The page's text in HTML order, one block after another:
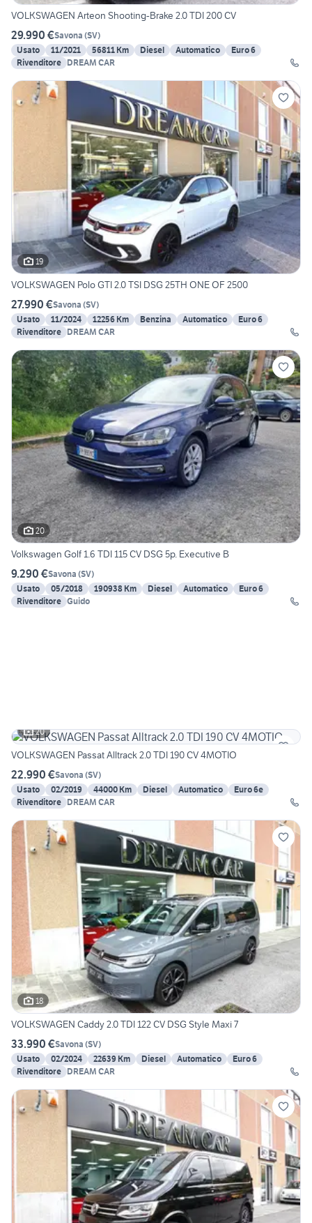
VOLKSWAGEN Arteon Shooting-Brake 2.0 TDI 200 CV
29.990 €Savona (SV)
Usato
11/2021 56811 Km Diesel Automatico
Euro 6
Rivenditore DREAM CAR
19
VOLKSWAGEN Polo GTI 2.0 TSI DSG 25TH ONE OF 2500
27.990 €Savona (SV)
Usato
11/2024 12256 Km Benzina Automatico
Euro 6
Rivenditore DREAM CAR
20
Volkswagen Golf 1.6 TDI 115 CV DSG 5p. Executive B
9.290 €Savona (SV)
Usato
05/2018 190938 Km Diesel Automatico
Euro 6
Rivenditore Guido
20
VOLKSWAGEN Passat Alltrack 2.0 TDI 190 CV 4MOTIO
22.990 €Savona (SV)
Usato
02/2019 44000 Km Diesel Automatico
Euro 6e
Rivenditore DREAM CAR
18
VOLKSWAGEN Caddy 2.0 TDI 122 CV DSG Style Maxi 7
33.990 €Savona (SV)
Usato
02/2024 22639 Km Diesel Automatico
Euro 6
Rivenditore DREAM CAR